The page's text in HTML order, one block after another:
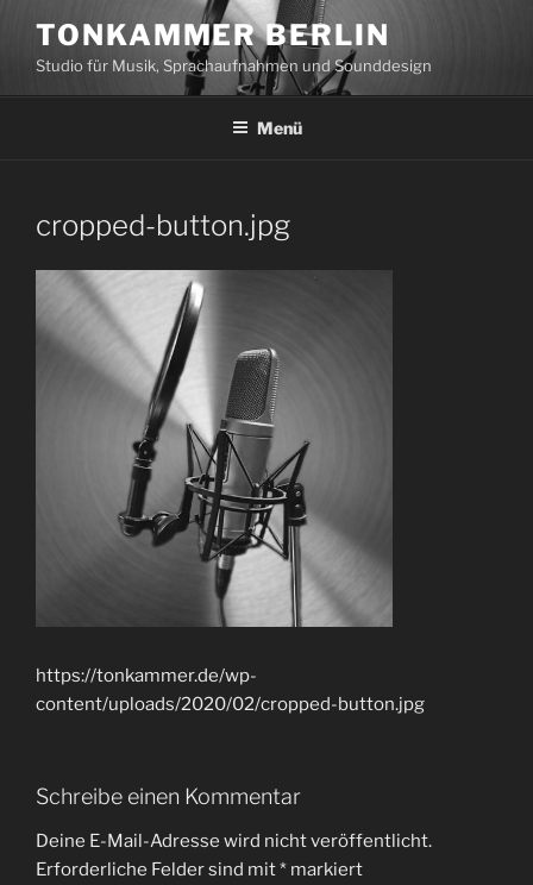
Inhalt
springen
TONKAMMER BERLIN
Studio für Musik, Sprachaufnahmen und Sounddesign
Menü
cropped-button.jpg
https://tonkammer.de/wp-
content/uploads/2020/02/cropped-button.jpg
Schreibe einen Kommentar
Deine E-Mail-Adresse wird nicht veröffentlicht.
Erforderliche Felder sind mit* markiert